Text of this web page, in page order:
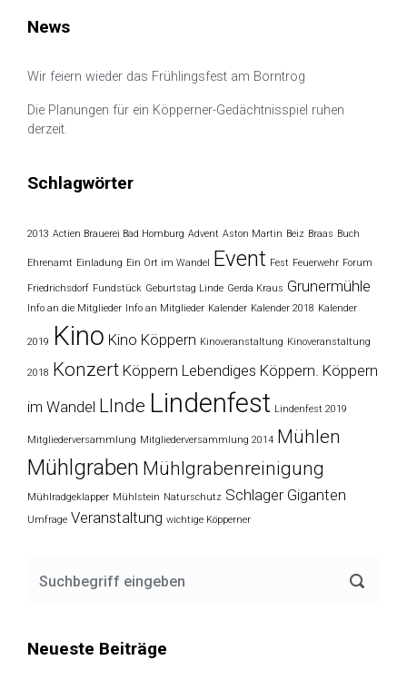
News
Wir feiern wieder das Frühlingsfest am Borntrog
Die Planungen für ein Köpperner-Gedächtnisspiel ruhen
derzeit.
Schlagwörter
2013 Actien Brauerei Bad Homburg Advent Aston Martin Beiz Braas Buch
Ehrenamt Einladung Ein Ort im Wandel Event Fest Feuerwehr Forum
Friedrichsdorf Fundstück Geburtstag Linde Gerda Kraus Grunermühle
Info an die Mitglieder Info an Mitglieder Kalender Kalender 2018 Kalender
2019 Kino Kino Köppern Kinoveranstaltung Kinoveranstaltung
2018 Konzert Köppern Lebendiges Köppern. Köppern
im Wandel LInde Lindenfest Lindenfest 2019
Mitgliederversammlung Mitgliederversammlung 2014 Mühlen
Mühlgraben Mühlgrabenreinigung
Mühlradgeklapper Mühlstein Naturschutz Schlager Giganten
Umfrage Veranstaltung wichtige Köpperner
Neueste Beiträge